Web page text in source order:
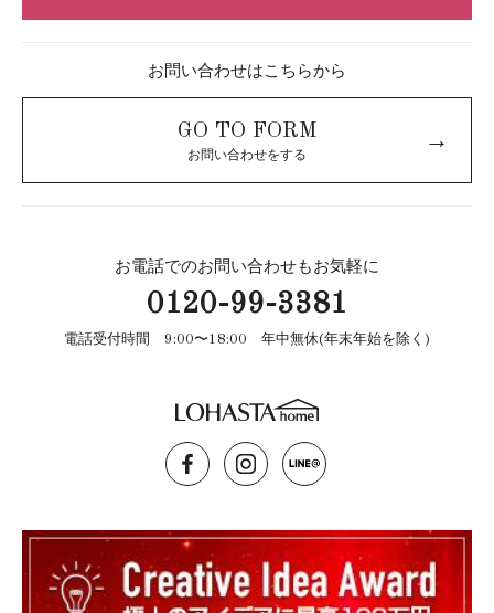
お問い合わせはこちらから
GO TO FORM
お問い合わせをする
→
お電話でのお問い合わせもお気軽に
0120-99-3381
電話受付時間 9:00〜18:00 年中無休(年末年始を除く)